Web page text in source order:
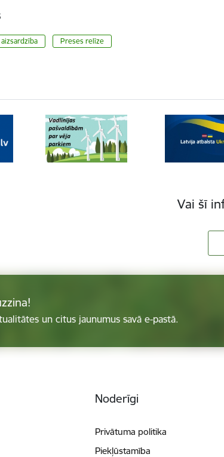
Preses relīze
Vai šī
un citus jaunumus savā e-pastā.
Noderīgi
Privātuma politika
Piekļūstamība